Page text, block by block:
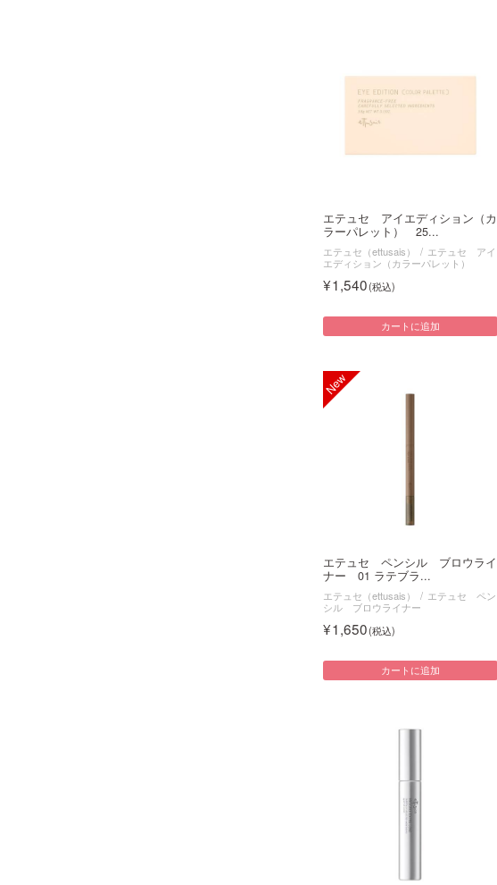
エテュセ アイエディション（カ
ラーパレット） 25...
エテュセ（ettusais）
エテュセ アイ
エディション（カラーパレット）
1,540
カートに追加
エテュセ ペンシル ブロウライ
ナー 01 ラテブラ...
エテュセ（ettusais）
エテュセ ペン
シル ブロウライナー
1,650
カートに追加